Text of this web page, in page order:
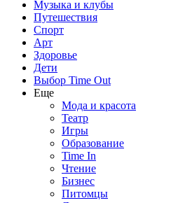
Музыка и клубы
Путешествия
Спорт
Арт
Здоровье
Дети
Выбор Time Out
Еще
Мода и красота
Театр
Игры
Образование
Time In
Чтение
Бизнес
Питомцы